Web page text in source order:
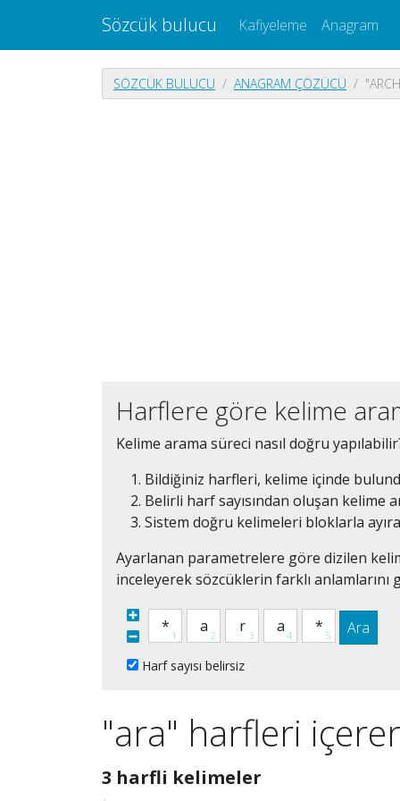
Sözcük bulucu Kafiyeleme Anagram
SÖZCÜK BULUCU ANAGRAM ÇÖZÜCÜ
Harflere göre kelime
Kelime arama süreci nasıl doğru
Bildiğiniz harfleri, kelime içinde
Belirli harf sayısından oluşan kelime
Sistem doğru kelimeleri bloklarla
Ayarlanan parametrelere göre dizilen
inceleyerek sözcüklerin farklı anlamlarını
Ara
Harf sayısı belirsiz
"ara" harfleri
3 harfli kelimeler